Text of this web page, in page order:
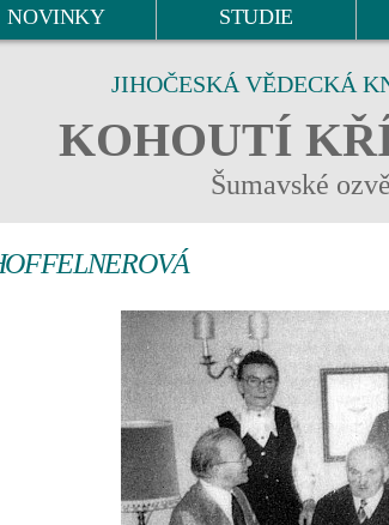
NOVINKY STUDIE
JIHOČESKÁ VĚDECKÁ
KOHOUTÍ
Šumavské